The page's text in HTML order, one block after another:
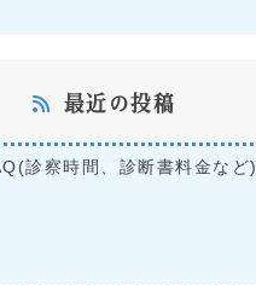
最近の投稿
診察時間、診断書料金など)